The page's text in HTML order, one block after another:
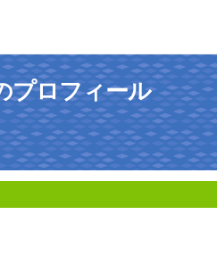
プロフィール